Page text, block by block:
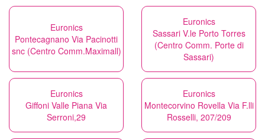
Euronics
Pontecagnano Via Pacinotti
snc (Centro Comm.Maximall)
Euronics
Sassari V.le Porto Torres
(Centro Comm. Porte di
Sassari)
Euronics
Giffoni Valle Piana Via
Serroni,29
Euronics
Montecorvino Rovella Via F.lli
Rosselli, 207/209